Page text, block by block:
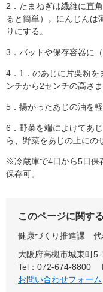
2．たまねぎは繊維に直
ると簡単）。にんじんは
りにする。
3．バットや保存容器に
4．1．のあじに片栗粉を
ンチから2センチの高さ
5．揚がったあじの油を
6．野菜を端によけてあ
ら、野菜をあじの上にの
※冷蔵庫で4日から5日保
保存可。
このページに関す
健康づくり推進課
大阪府高槻市城東町5-
Tel：072-674-8800
お問い合わせフォーム